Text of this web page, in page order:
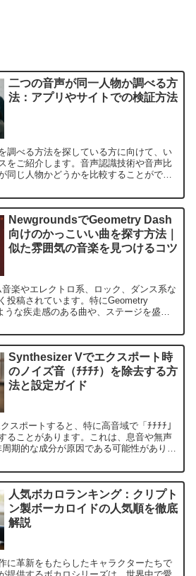
二つの音声が同一人物か調べる方
法：アプリやサイトでの検証方法
調べる方法を探している方に向けて、い
をご紹介します。音声認識技術や音声比
同じ人物かどうかを比較することができ
NewgroundsでGeometry Dash
向けのかっこいい曲を探す方法｜
似た雰囲気の音楽を見つけるコツ
楽やエレクトロ系、ロック、ダンス系な
投稿されています。特にGeometry
な疾走感のある曲や、ステージを盛り
Synthesizer Vでエクスポート時
のノイズ音（ﾁﾁﾁﾁ）を除去する方
法と設定ガイド
スポートすると、特に高音域で「ﾁﾁﾁﾁ」
ることがあります。これは、息音や無声
期的な成分が原因である可能性がありま
人気ボカロランキング：クリプト
ン製ボーカロイドの人気順を徹底
解説
に革新をもたらしたキャラクターたちで